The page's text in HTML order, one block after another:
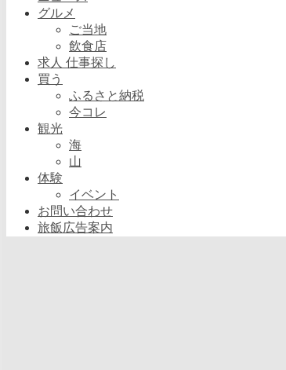
グルメ
ご当地
飲食店
求人 仕事探し
買う
ふるさと納税
今コレ
観光
海
山
体験
イベント
お問い合わせ
旅飯広告案内